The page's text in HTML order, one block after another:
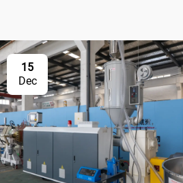
15
Dec